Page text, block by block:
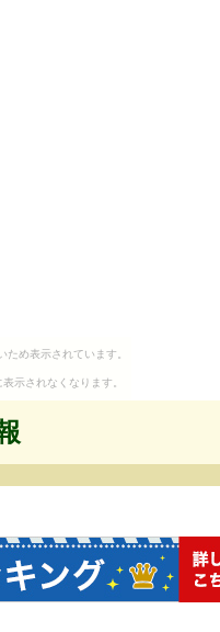
め表示されています。
示されなくなります。